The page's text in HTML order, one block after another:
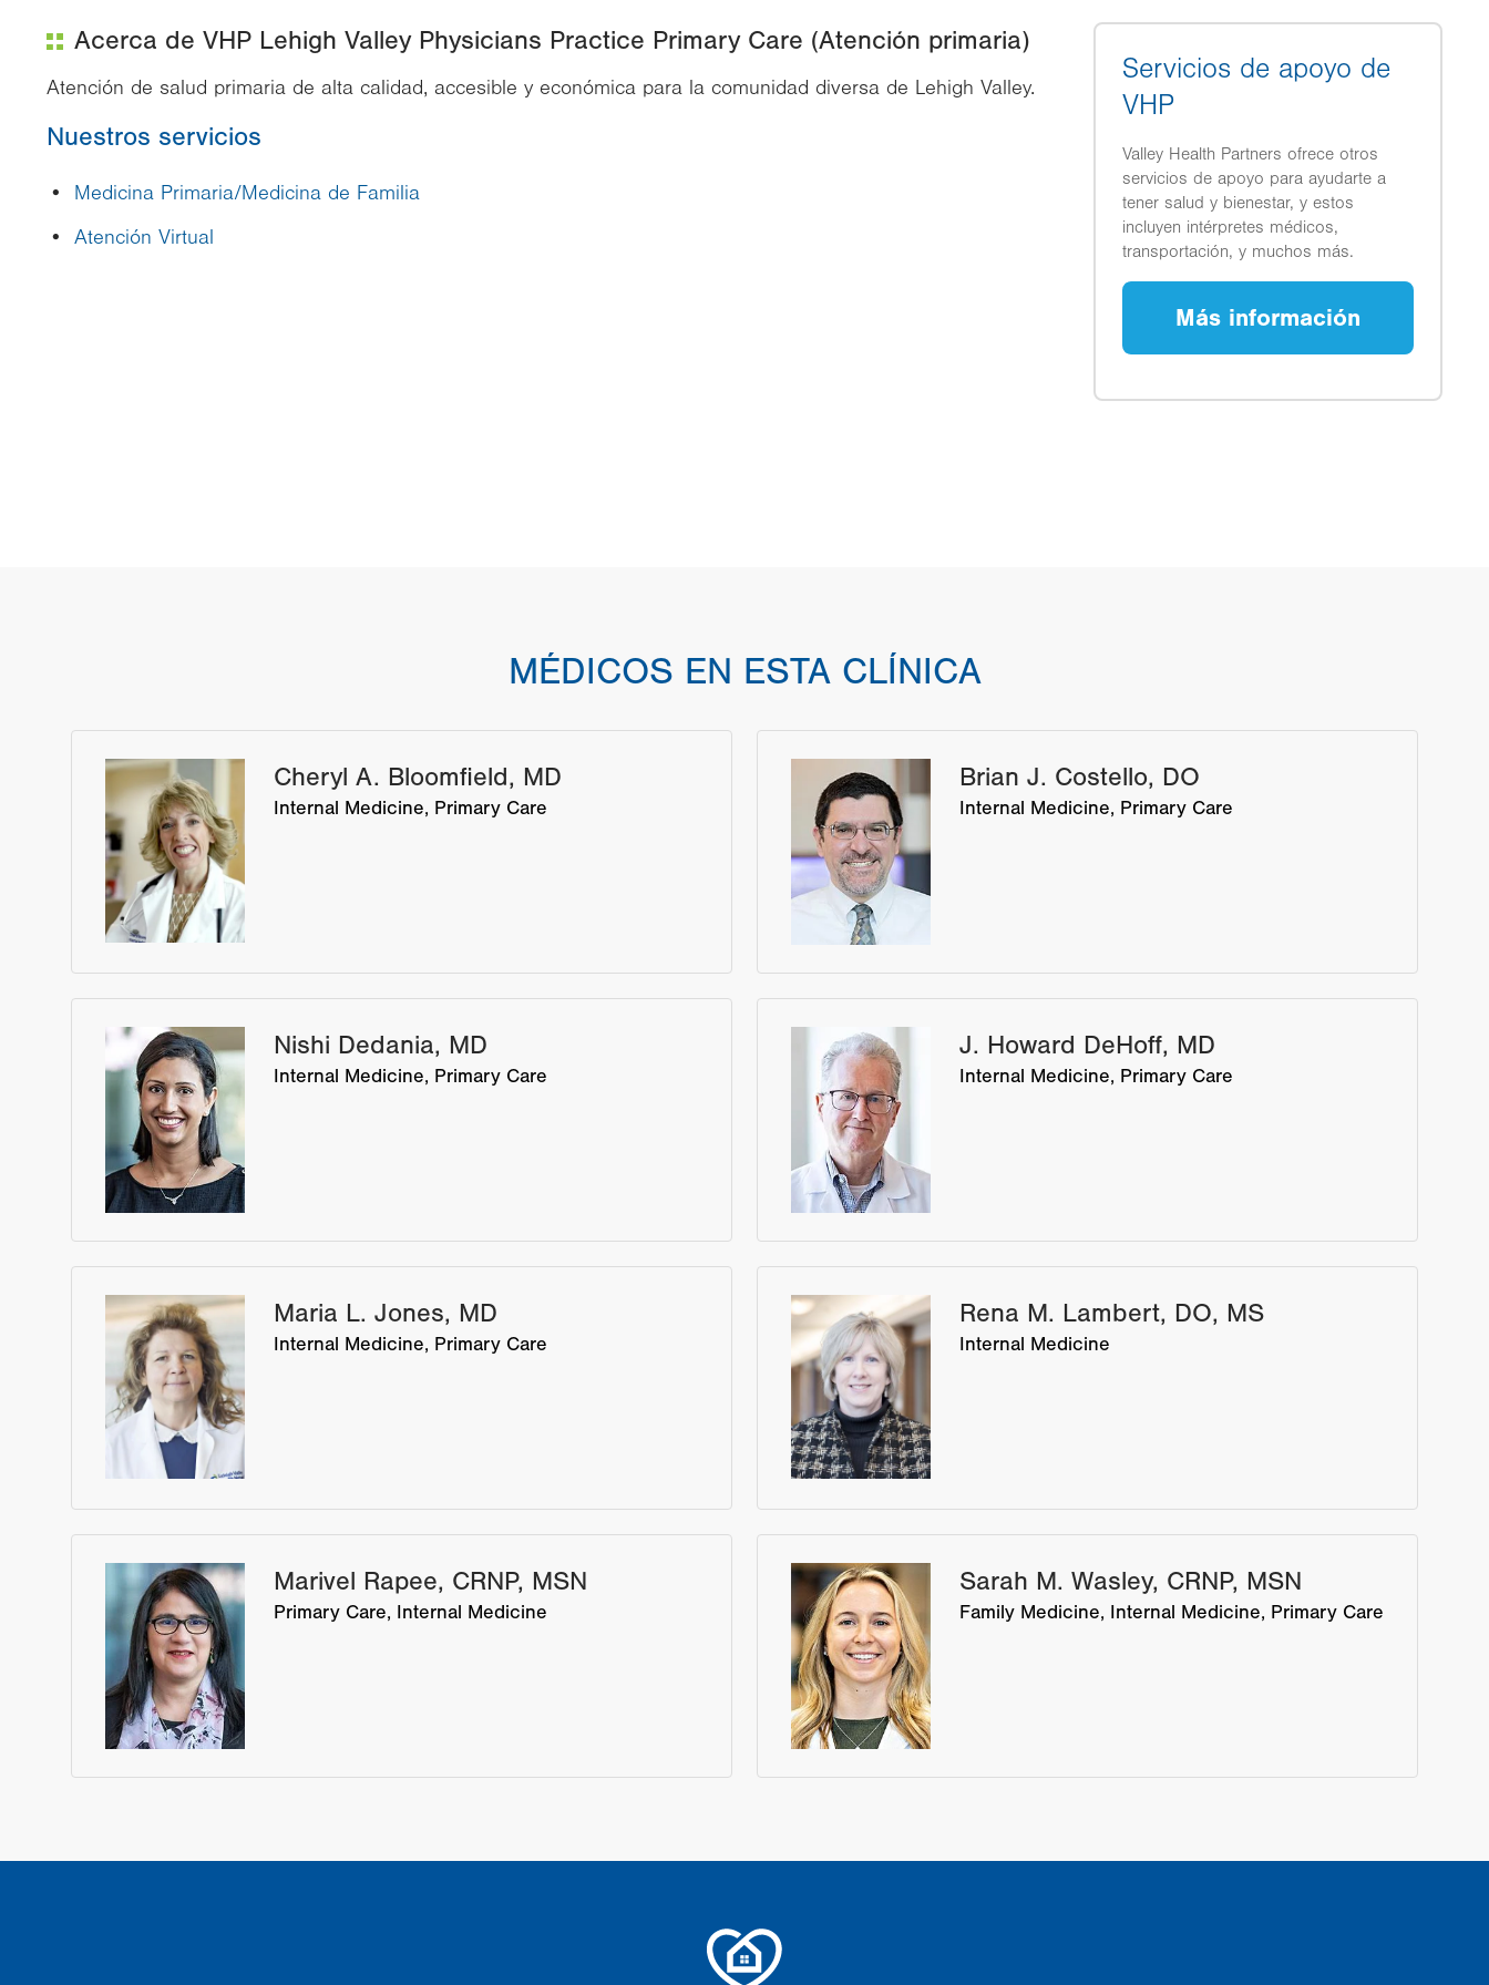
Acerca de VHP Lehigh Valley Physicians Practice Primary Care (Atención primaria)
Atención de salud primaria de alta calidad, accesible y económica para la comunidad diversa de Lehigh Valley.
Nuestros servicios
Medicina Primaria/Medicina de Familia
Atención Virtual
Servicios de apoyo de
VHP
Valley Health Partners ofrece otros
servicios de apoyo para ayudarte a
tener salud y bienestar, y estos
incluyen intérpretes médicos,
transportación, y muchos más.
Más información
MÉDICOS EN ESTA CLÍNICA
Cheryl A. Bloomfield, MD
Internal Medicine Primary Care
Brian J. Costello, DO
Internal Medicine Primary Care
Nishi Dedania, MD
Internal Medicine Primary Care
J. Howard DeHoff, MD
Internal Medicine Primary Care
Maria L. Jones, MD
Internal Medicine Primary Care
Rena M. Lambert, DO, MS
Internal Medicine
Marivel Rapee, CRNP, MSN
Primary Care Internal Medicine
Sarah M. Wasley, CRNP, MSN
Family Medicine Internal Medicine Primary Care